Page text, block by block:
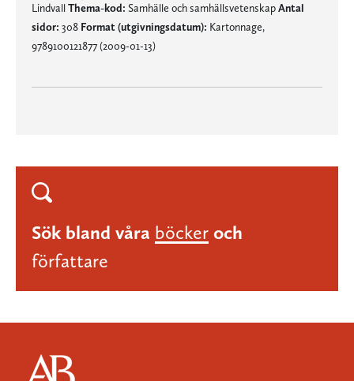
LindvallThema-kod: Samhälle och samhällsvetenskapAntal
sidor: 308 Format (utgivningsdatum): Kartonnage,
9789100121877 (2009-01-13)
Sök bland våra böcker och
författare